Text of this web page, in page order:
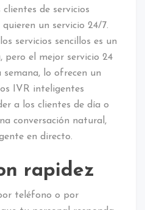
de servicios
un servicio 24/7.
servicios sencillos es un
pero el mejor servicio 24
semana, lo ofrecen un
IVR inteligentes
a los clientes de día o
conversación natural,
en directo.
rapidez
teléfono o por